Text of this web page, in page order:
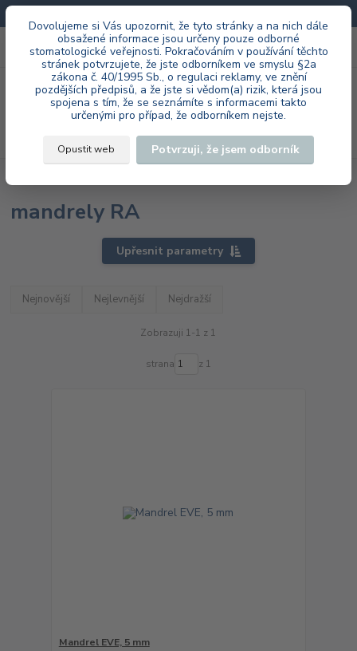
Dovolujeme si Vás upozornit, že tyto stránky a na nich dále
obsažené informace jsou určeny pouze odborné
stomatologické veřejnosti. Pokračováním v používání těchto
stránek potvrzujete, že jste odborníkem ve smyslu §2a
zákona č. 40/1995 Sb., o regulaci reklamy, ve znění
pozdějších předpisů, a že jste si vědom(a) rizik, která jsou
spojena s tím, že se seznámíte s informacemi takto
určenými pro případ, že odborníkem nejste.
Opustit web Potvrzuji, že jsem odborník
Menu
Hledat
+420 603 985 555 za0 Kč
mandrely RA
Upřesnit parametry
Nejnovější Nejlevnější Nejdražší
Zobrazuji 1-1 z 1
strana z 1
Mandrel EVE, 5 mm